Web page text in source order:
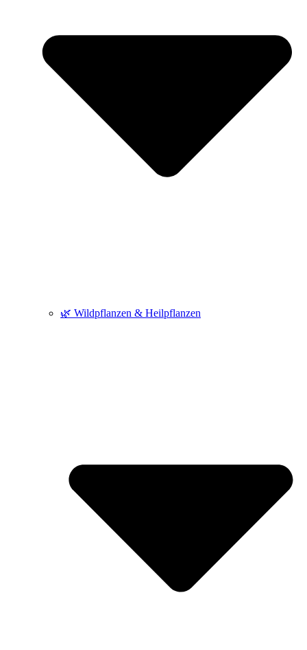
🌿 Wildpflanzen & Heilpflanzen